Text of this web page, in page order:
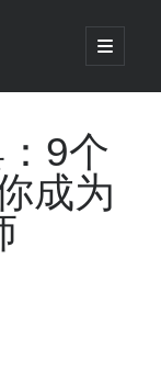
open
primary
正在“倒着”给你
胜率60%的更赚钱
9个
成为